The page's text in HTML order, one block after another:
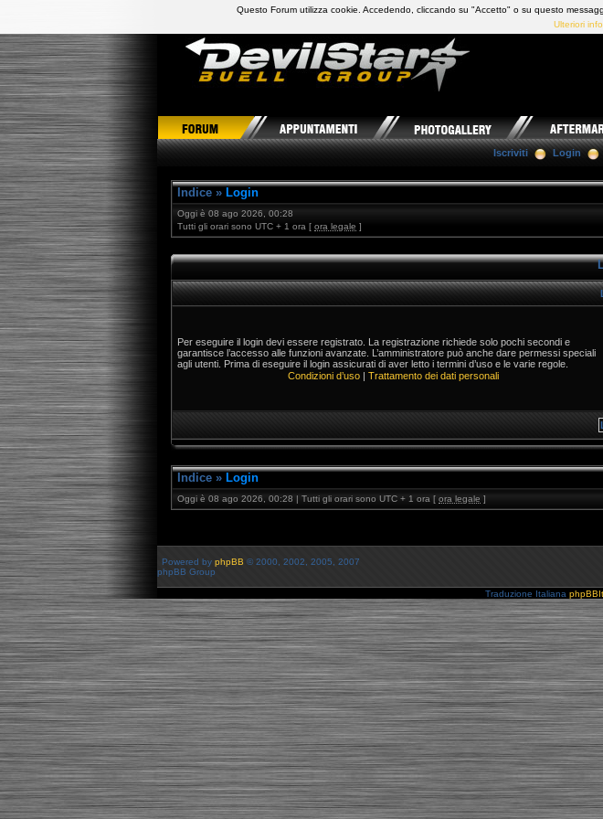
DevilStars Club Buell Italia
Iscriviti Login
Indice » Login
Oggi è 08 ago 2026, 00:28
Tutti gli orari sono UTC + 1 ora [ ora legale ]
Per eseguire il login devi essere registrato. La registrazione richiede solo pochi secondi e
garantisce l’accesso alle funzioni avanzate. L’amministratore può anche dare permessi speciali
agli utenti. Prima di eseguire il login assicurati di aver letto i termini d’uso e le varie regole.
Condizioni d’uso| Trattamento dei dati personali
Indice » Login
Oggi è 08 ago 2026, 00:28 | Tutti gli orari sono UTC + 1 ora [ ora legale ]
Powered by phpBB © 2000, 2002, 2005, 2007
phpBB Group
Traduzione Italiana
Questo Forum utilizza cookie. Accedendo, cliccando su "Accetto" o su questo
Ulteriori